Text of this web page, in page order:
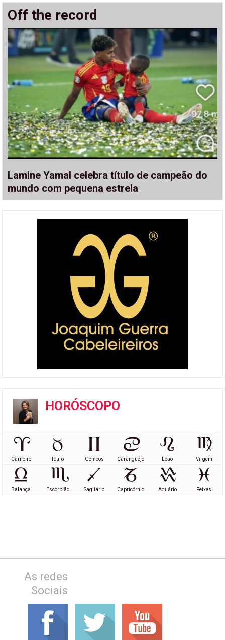
Off the record
Lamine Yamal celebra título de campeão do
mundo com pequena estrela
HORÓSCOPO
Carneiro Touro Gémeos Caranguejo Leão Virgem
Balança Escorpião Sagitário Capricórnio Aquário Peixes
As redes
Sociais